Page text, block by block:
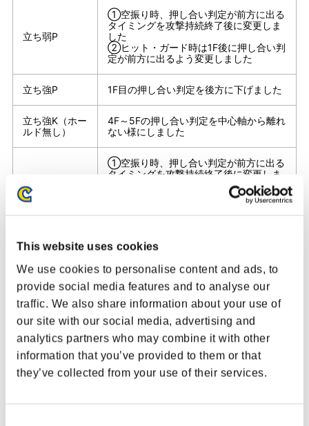
This website uses cookies
We use cookies to personalise content and ads, to
provide social media features and to analyse our
traffic. We also share information about your use of
our site with our social media, advertising and
analytics partners who may combine it with other
information that you’ve provided to them or that
they’ve collected from your use of their services.
CE202102 Ver.
CE202105 Ver.
CE202203 Ver.
立ち弱P
①空振り時、押し合い判定が前方に出る
タイミングを攻撃持続終了後に変更しま
した
②ヒット・ガード時は1F後に押し合い判
定が前方に出るよう変更しました
立ち強P 1F目の押し合い判定を後方に下げました
立ち強K（ホー
ルド無し）
4F～5Fの押し合い判定を中心軸から離れ
ない様にしました
しゃがみ弱P
①空振り時、押し合い判定が前方に出る
タイミングを攻撃持続終了後に変更しま
②ヒット・ガード時は1F後に押し合い判
定が前方に出るよう変更しました
しゃがみ中P
かないよう変更しました
変更していません）
②19F～動作終了までの押し合い判定を
後方に下げました
しゃがみ強P
①動作1F～5Fの間キャラクターの中心
軸が動かないよう変更しました
（キャラクターの見た目及び各種判定は
変更していません）
②1F目の押し合い判定を後方に下げまし
た